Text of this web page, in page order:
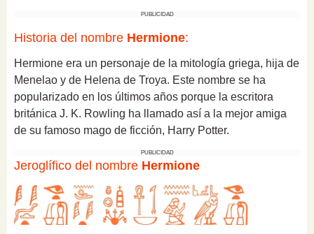
PUBLICIDAD
Historia del nombre Hermione:
Hermione era un personaje de la mitología griega, hija de
Menelao y de Helena de Troya. Este nombre se ha
popularizado en los últimos años porque la escritora
británica J. K. Rowling ha llamado así a la mejor amiga
de su famoso mago de ficción, Harry Potter.
PUBLICIDAD
Jeroglífico del nombre Hermione